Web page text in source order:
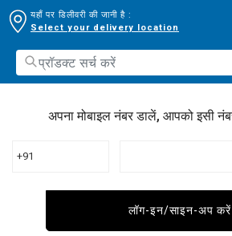
यहाँ पर डिलीवरी की जानी है :
Select your delivery location
अपना मोबाइल नंबर डालें, आपको इसी
+91
लॉग-इन/साइन-अप करें